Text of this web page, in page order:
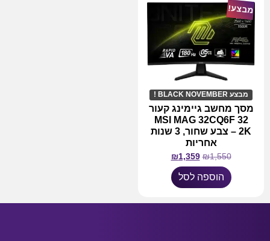
מבצע!
מבצע BLACK NOVEMBER !
מסך מחשב גיימינג קעור
32 MSI MAG 32CQ6F
2K – צבע שחור, 3 שנות
אחריות
₪1,550
₪1,359
הוספה לסל